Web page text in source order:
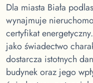
Dla miasta Biała
wynajmuje
certyfikat
jako świadectwo
dostarcza istotnych
budynek oraz jego